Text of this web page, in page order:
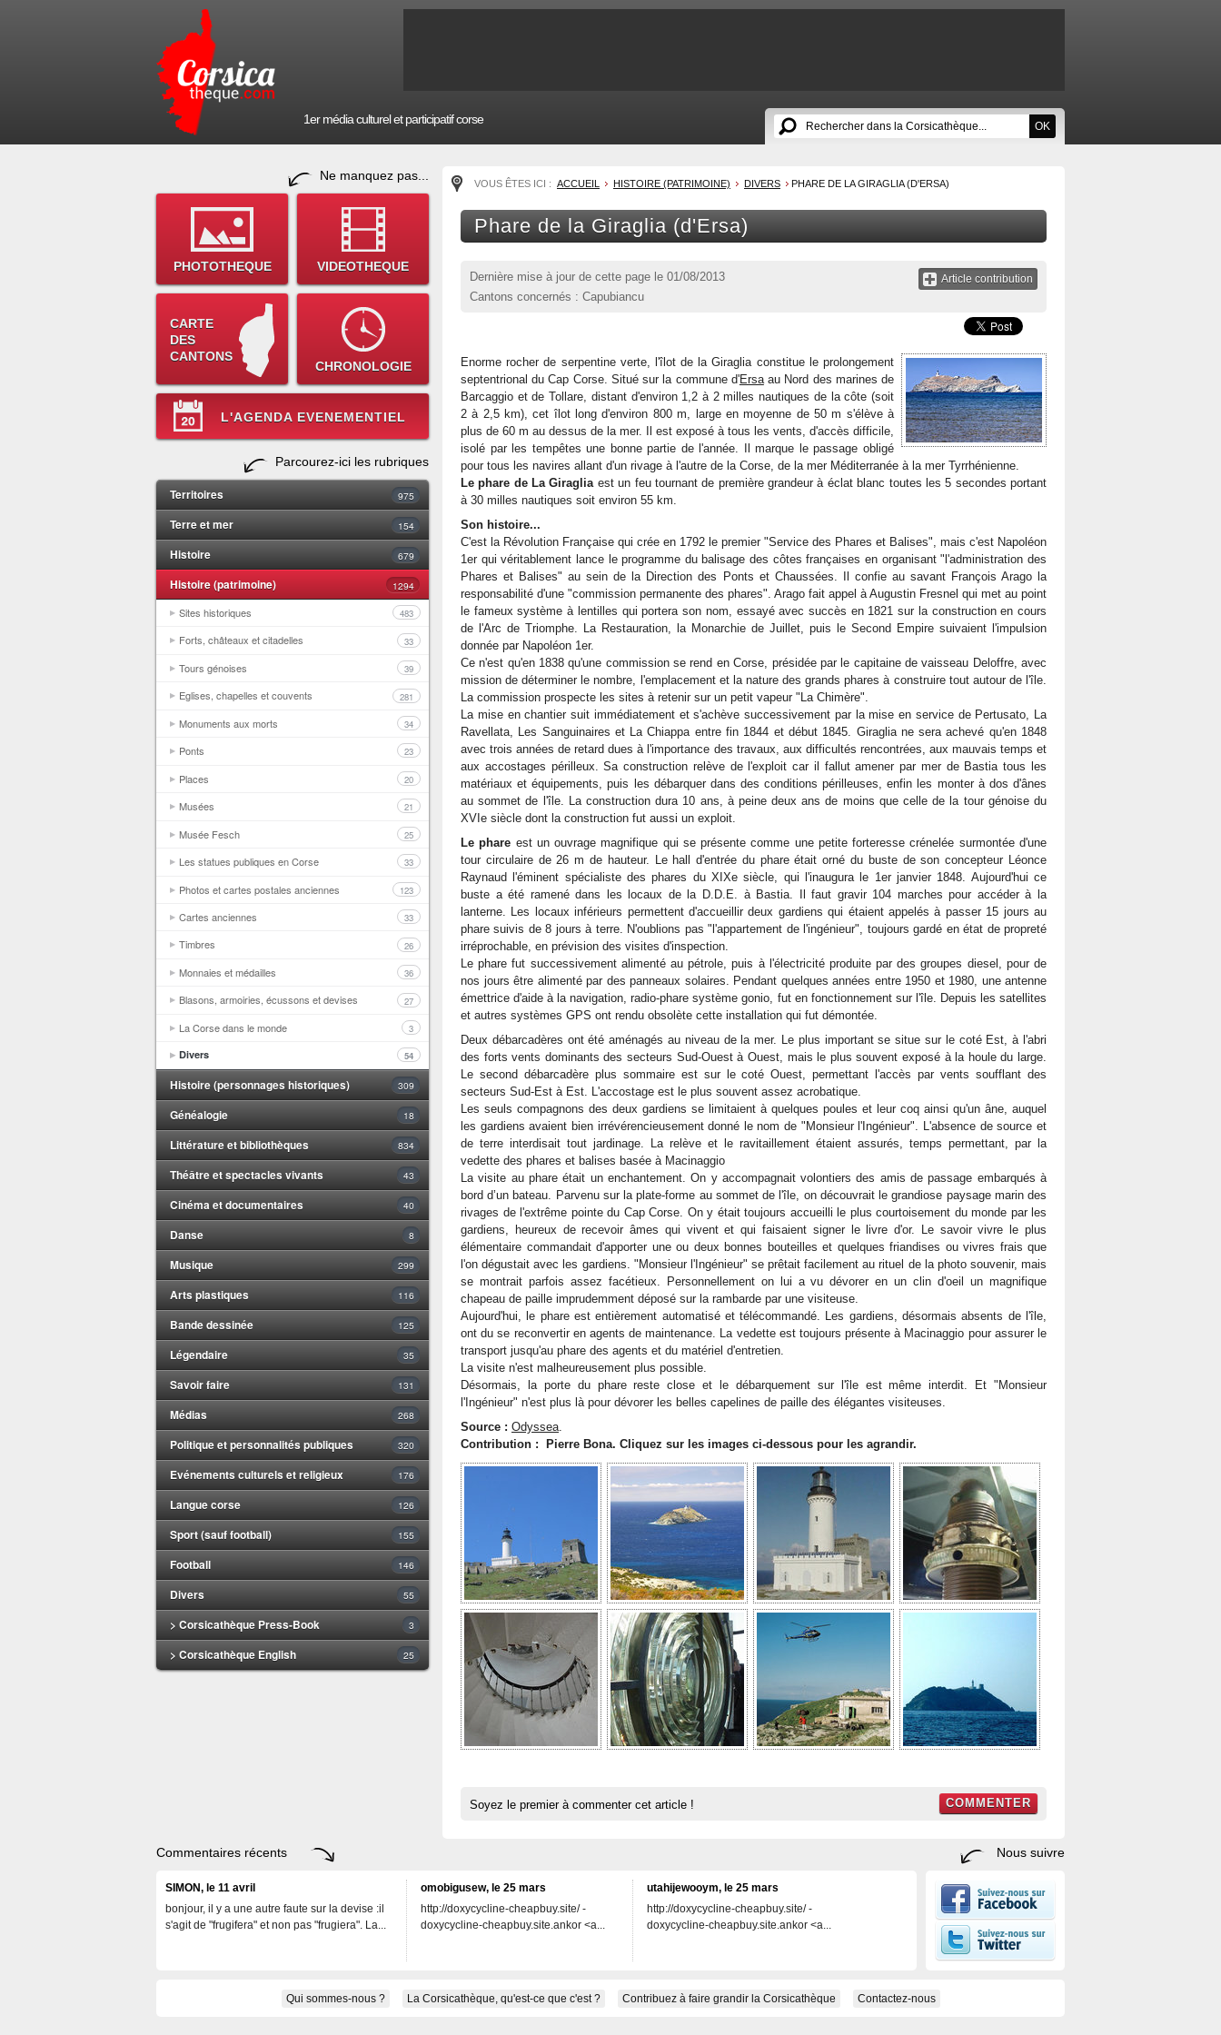
1er média culturel et participatif corse
Ne manquez pas...
PHOTOTHEQUE VIDEOTHEQUE
CARTE
DES
CANTONS
CHRONOLOGIE
L'AGENDA EVENEMENTIEL
Parcourez-ici les rubriques
Territoires 975
Terre et mer 154
Histoire 679
Histoire (patrimoine) 1294
Sites historiques 483
Forts, châteaux et citadelles 33
Tours génoises 39
Eglises, chapelles et couvents 281
Monuments aux morts 34
Ponts 23
Places 20
Musées 21
Musée Fesch 25
Les statues publiques en Corse 33
Photos et cartes postales anciennes 123
Cartes anciennes 33
Timbres 26
Monnaies et médailles 36
Blasons, armoiries, écussons et devises 27
La Corse dans le monde 3
Divers 54
Histoire (personnages historiques) 309
Généalogie 18
Littérature et bibliothèques 834
Théâtre et spectacles vivants 43
Cinéma et documentaires 40
Danse 8
Musique 299
Arts plastiques 116
Bande dessinée 125
Légendaire 35
Savoir faire 131
Médias 268
Politique et personnalités publiques 320
Evénements culturels et religieux 176
Langue corse 126
Sport (sauf football) 155
Football 146
Divers 55
> Corsicathèque Press-Book 3
> Corsicathèque English 25
VOUS ÊTES ICI : ACCUEIL HISTOIRE (PATRIMOINE) DIVERS PHARE DE LA GIRAGLIA (D'ERSA)
Phare de la Giraglia (d'Ersa)
Article contribution
Dernière mise à jour de cette page le 01/08/2013
Cantons concernés : Capubiancu
Enorme rocher de serpentine verte, l'îlot de la Giraglia constitue le prolongement
septentrional du Cap Corse. Situé sur la commune d'Ersaau Nord des marines de
Barcaggio et de Tollare, distant d'environ 1,2 à 2 milles nautiques de la côte (soit
2 à 2,5 km), cet îlot long d'environ 800 m, large en moyenne de 50 m s'élève à
plus de 60 m au dessus de la mer. Il est exposé à tous les vents, d'accès difficile,
isolé par les tempêtes une bonne partie de l'année. Il marque le passage obligé
pour tous les navires allant d'un rivage à l'autre de la Corse, de la mer Méditerranée à la mer Tyrrhénienne.
Le phare de La Giraglia est un feu tournant de première grandeur à éclat blanc toutes les 5 secondes portant
à 30 milles nautiques soit environ 55 km.
Son histoire...
C'est la Révolution Française qui crée en 1792 le premier "Service des Phares et Balises", mais c'est Napoléon
1er qui véritablement lance le programme du balisage des côtes françaises en organisant "l'administration des
Phares et Balises" au sein de la Direction des Ponts et Chaussées. Il confie au savant François Arago la
responsabilité d'une "commission permanente des phares". Arago fait appel à Augustin Fresnel qui met au point
le fameux système à lentilles qui portera son nom, essayé avec succès en 1821 sur la construction en cours
de l'Arc de Triomphe. La Restauration, la Monarchie de Juillet, puis le Second Empire suivaient l'impulsion
donnée par Napoléon 1er.
Ce n'est qu'en 1838 qu'une commission se rend en Corse, présidée par le capitaine de vaisseau Deloffre, avec
mission de déterminer le nombre, l'emplacement et la nature des grands phares à construire tout autour de l'île.
La commission prospecte les sites à retenir sur un petit vapeur "La Chimère".
La mise en chantier suit immédiatement et s'achève successivement par la mise en service de Pertusato, La
Ravellata, Les Sanguinaires et La Chiappa entre fin 1844 et début 1845. Giraglia ne sera achevé qu'en 1848
avec trois années de retard dues à l'importance des travaux, aux difficultés rencontrées, aux mauvais temps et
aux accostages périlleux. Sa construction relève de l'exploit car il fallut amener par mer de Bastia tous les
matériaux et équipements, puis les débarquer dans des conditions périlleuses, enfin les monter à dos d'ânes
au sommet de l'île. La construction dura 10 ans, à peine deux ans de moins que celle de la tour génoise du
XVIe siècle dont la construction fut aussi un exploit.
Le phare est un ouvrage magnifique qui se présente comme une petite forteresse crénelée surmontée d'une
tour circulaire de 26 m de hauteur. Le hall d'entrée du phare était orné du buste de son concepteur Léonce
Raynaud l'éminent spécialiste des phares du XIXe siècle, qui l'inaugura le 1er janvier 1848. Aujourd'hui ce
buste a été ramené dans les locaux de la D.D.E. à Bastia. Il faut gravir 104 marches pour accéder à la
lanterne. Les locaux inférieurs permettent d'accueillir deux gardiens qui étaient appelés à passer 15 jours au
phare suivis de 8 jours à terre. N'oublions pas "l'appartement de l'ingénieur", toujours gardé en état de propreté
irréprochable, en prévision des visites d'inspection.
Le phare fut successivement alimenté au pétrole, puis à l'électricité produite par des groupes diesel, pour de
nos jours être alimenté par des panneaux solaires. Pendant quelques années entre 1950 et 1980, une antenne
émettrice d'aide à la navigation, radio-phare système gonio, fut en fonctionnement sur l'île. Depuis les satellites
et autres systèmes GPS ont rendu obsolète cette installation qui fut démontée.
Deux débarcadères ont été aménagés au niveau de la mer. Le plus important se situe sur le coté Est, à l'abri
des forts vents dominants des secteurs Sud-Ouest à Ouest, mais le plus souvent exposé à la houle du large.
Le second débarcadère plus sommaire est sur le coté Ouest, permettant l'accès par vents soufflant des
secteurs Sud-Est à Est. L'accostage est le plus souvent assez acrobatique.
Les seuls compagnons des deux gardiens se limitaient à quelques poules et leur coq ainsi qu'un âne, auquel
les gardiens avaient bien irrévérencieusement donné le nom de "Monsieur l'Ingénieur". L'absence de source et
de terre interdisait tout jardinage. La relève et le ravitaillement étaient assurés, temps permettant, par la
vedette des phares et balises basée à Macinaggio
La visite au phare était un enchantement. On y accompagnait volontiers des amis de passage embarqués à
bord d’un bateau. Parvenu sur la plate-forme au sommet de l'île, on découvrait le grandiose paysage marin des
rivages de l'extrême pointe du Cap Corse. On y était toujours accueilli le plus courtoisement du monde par les
gardiens, heureux de recevoir âmes qui vivent et qui faisaient signer le livre d'or. Le savoir vivre le plus
élémentaire commandait d'apporter une ou deux bonnes bouteilles et quelques friandises ou vivres frais que
l'on dégustait avec les gardiens. "Monsieur l'Ingénieur" se prêtait facilement au rituel de la photo souvenir, mais
se montrait parfois assez facétieux. Personnellement on lui a vu dévorer en un clin d'oeil un magnifique
chapeau de paille imprudemment déposé sur la rambarde par une visiteuse.
Aujourd'hui, le phare est entièrement automatisé et télécommandé. Les gardiens, désormais absents de l'île,
ont du se reconvertir en agents de maintenance. La vedette est toujours présente à Macinaggio pour assurer le
transport jusqu'au phare des agents et du matériel d'entretien.
La visite n'est malheureusement plus possible.
Désormais, la porte du phare reste close et le débarquement sur l'île est même interdit. Et "Monsieur
l'Ingénieur" n'est plus là pour dévorer les belles capelines de paille des élégantes visiteuses.
Source : Odyssea.
Contribution : Pierre Bona. Cliquez sur les images ci-dessous pour les agrandir.
Soyez le premier à commenter cet article ! COMMENTER
Commentaires récents
SIMON, le 11 avril
bonjour, il y a une autre faute sur la devise :il
s'agit de "frugifera" et non pas "frugiera". La...
omobigusew, le 25 mars
http://doxycycline-cheapbuy.site/ -
doxycycline-cheapbuy.site.ankor <a...
utahijewooym, le 25 mars
http://doxycycline-cheapbuy.site/ -
doxycycline-cheapbuy.site.ankor <a...
Nous suivre
Qui sommes-nous ? La Corsicathèque, qu'est-ce que c'est ? Contribuez à faire grandir la Corsicathèque Contactez-nous